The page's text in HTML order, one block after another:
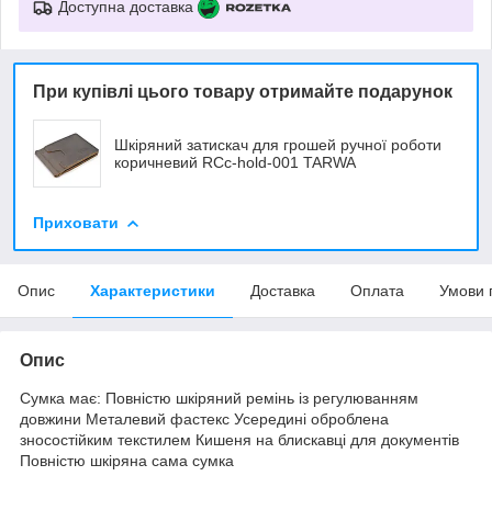
Доступна доставка
При купівлі цього товару отримайте подарунок
Шкіряний затискач для грошей ручної роботи
коричневий RCc-hold-001 TARWA
Приховати
Опис Характеристики Доставка Оплата Умови
Опис
Сумка має: Повністю шкіряний ремінь із регулюванням
довжини Металевий фастекс Усередині оброблена
зносостійким текстилем Кишеня на блискавці для документів
Повністю шкіряна сама сумка